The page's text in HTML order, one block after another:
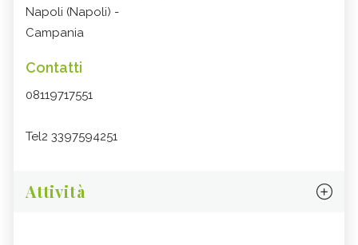
Napoli (Napoli) -
Campania
Contatti
08119717551
Tel2 3397594251
Attività